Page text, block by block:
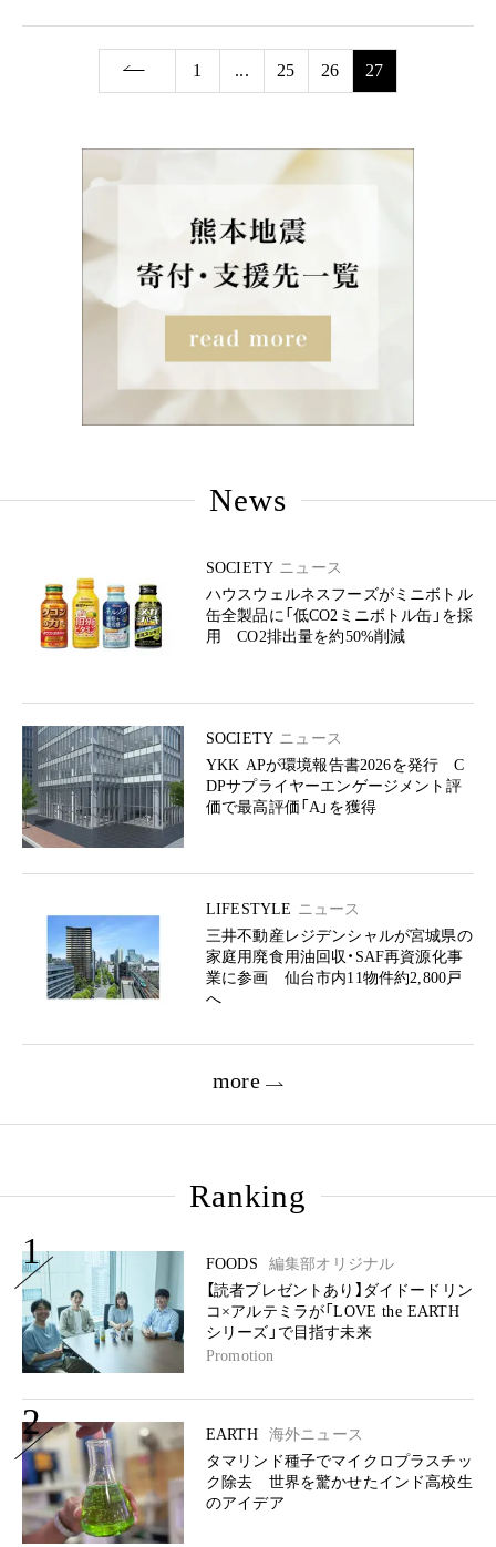
1 ... 25 26 27
News
SOCIETY ニュース
ハウスウェルネスフーズがミニボトル
缶全製品に「低CO2ミニボトル缶」を採
用 CO2排出量を約50%削減
SOCIETY ニュース
YKK APが環境報告書2026を発行 C
DPサプライヤーエンゲージメント評
価で最高評価「A」を獲得
LIFESTYLE ニュース
三井不動産レジデンシャルが宮城県の
家庭用廃食用油回収・SAF再資源化事
業に参画 仙台市内11物件約2,800戸
へ
more
Ranking
1 FOODS
編集部オリジナル
【読者プレゼントあり】ダイドードリン
コ×アルテミラが「LOVE the EARTH
シリーズ」で目指す未来
Promotion
2 EARTH
海外ニュース
タマリンド種子でマイクロプラスチッ
ク除去 世界を驚かせたインド高校生
のアイデア